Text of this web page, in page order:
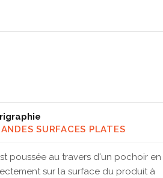
SURFACES PLATES
poussée au travers d'un pochoir en
sur la surface du produit à